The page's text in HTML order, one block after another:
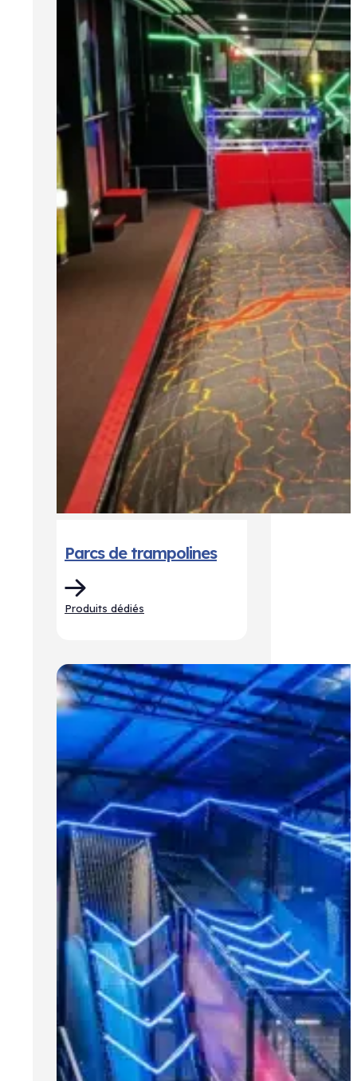
Parcs de trampolines
Produits dédiés